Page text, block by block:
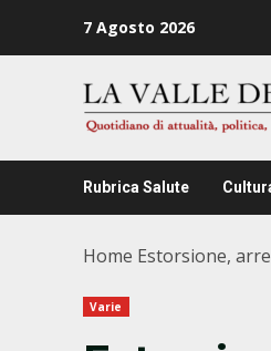
7 Agosto 2026
Rubrica Salute
Home Estorsione,
Varie